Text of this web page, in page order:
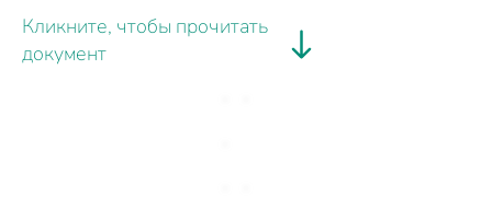
Кликните, чтобы прочитать
документ